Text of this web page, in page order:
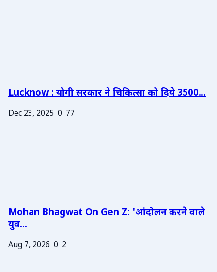
Lucknow : योगी सरकार ने चिकित्सा को दिये 3500...
Dec 23, 2025 0 77
Mohan Bhagwat On Gen Z: 'आंदोलन करने वाले
युव...
Aug 7, 2026 0 2